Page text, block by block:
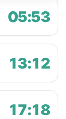
05:53
13:12
17:18